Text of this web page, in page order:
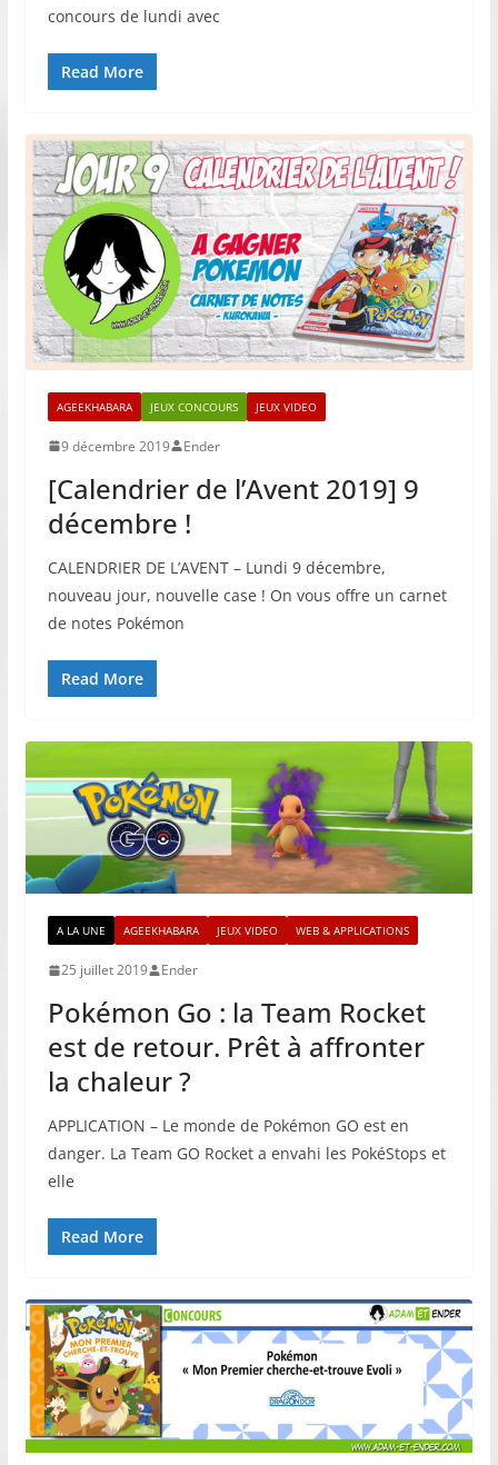
concours de lundi avec
Read More
AGEEKHABARA JEUX CONCOURS JEUX VIDEO
9 décembre 2019 Ender
[Calendrier de l’Avent 2019] 9
décembre !
CALENDRIER DE L’AVENT – Lundi 9 décembre,
nouveau jour, nouvelle case ! On vous offre un carnet
de notes Pokémon
Read More
A LA UNE AGEEKHABARA JEUX VIDEO WEB & APPLICATIONS
25 juillet 2019 Ender
Pokémon Go : la Team Rocket
est de retour. Prêt à affronter
la chaleur ?
APPLICATION – Le monde de Pokémon GO est en
danger. La Team GO Rocket a envahi les PokéStops et
elle
Read More